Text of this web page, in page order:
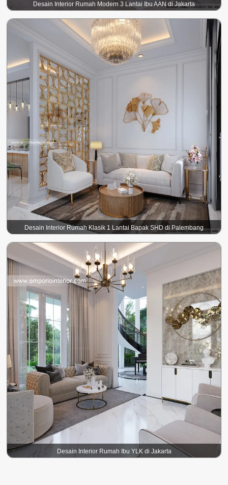
Desain Interior Rumah Modern 3 Lantai Ibu AAN di Jakarta
Desain Interior Rumah Klasik 1 Lantai Bapak SHD di Palembang
Desain Interior Rumah Ibu YLK di Jakarta